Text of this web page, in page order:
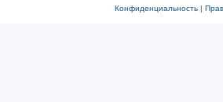
Конфиденциальность|